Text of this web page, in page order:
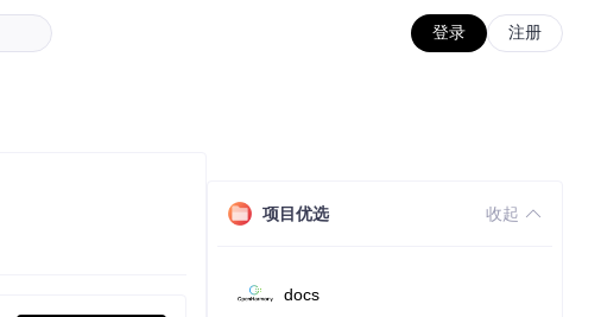
登录 注册
项目优选 收起
docs